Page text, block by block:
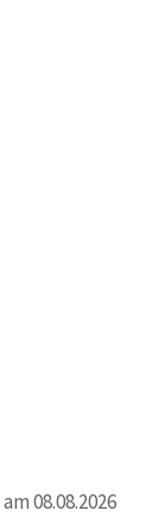
am 08.08.2026